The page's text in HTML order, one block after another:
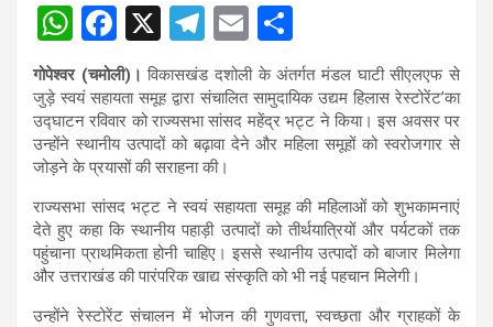
W
h
at
s
A
p
p
F
a
ce
b
o
o
k
X
T
el
e
gr
a
m
E
m
ail
h
ar
e
गोपेश्वर (चमोली)। विकासखंड दशोली के अंतर्गत मंडल घाटी सीएलएफ से
जुड़े स्वयं सहायता समूह द्वारा संचालित सामुदायिक उद्यम हिलास रेस्टोरेंट’का
उद्घाटन रविवार को राज्यसभा सांसदमहेंद्र भट्ट ने किया। इस अवसर पर
उन्होंने स्थानीय उत्पादों को बढ़ावा देने और महिला समूहों को स्वरोजगार से
जोड़ने के प्रयासों की सराहना की।
राज्यसभा सांसद भट्ट ने स्वयं सहायता समूह की महिलाओं को शुभकामनाएं
देते हुए कहा कि स्थानीय पहाड़ी उत्पादों को तीर्थयात्रियों और पर्यटकों तक
पहुंचाना प्राथमिकता होनी चाहिए। इससे स्थानीय उत्पादों को बाजार मिलेगा
और उत्तराखंड की पारंपरिक खाद्य संस्कृति को भी नई पहचान मिलेगी।
उन्होंने रेस्टोरेंट संचालन में भोजन की गुणवत्ता, स्वच्छता और ग्राहकों के